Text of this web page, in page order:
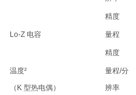
精度
Lo-Z 电容 量程
精度
温度²
（K 型热电偶）
量程/分
辨率